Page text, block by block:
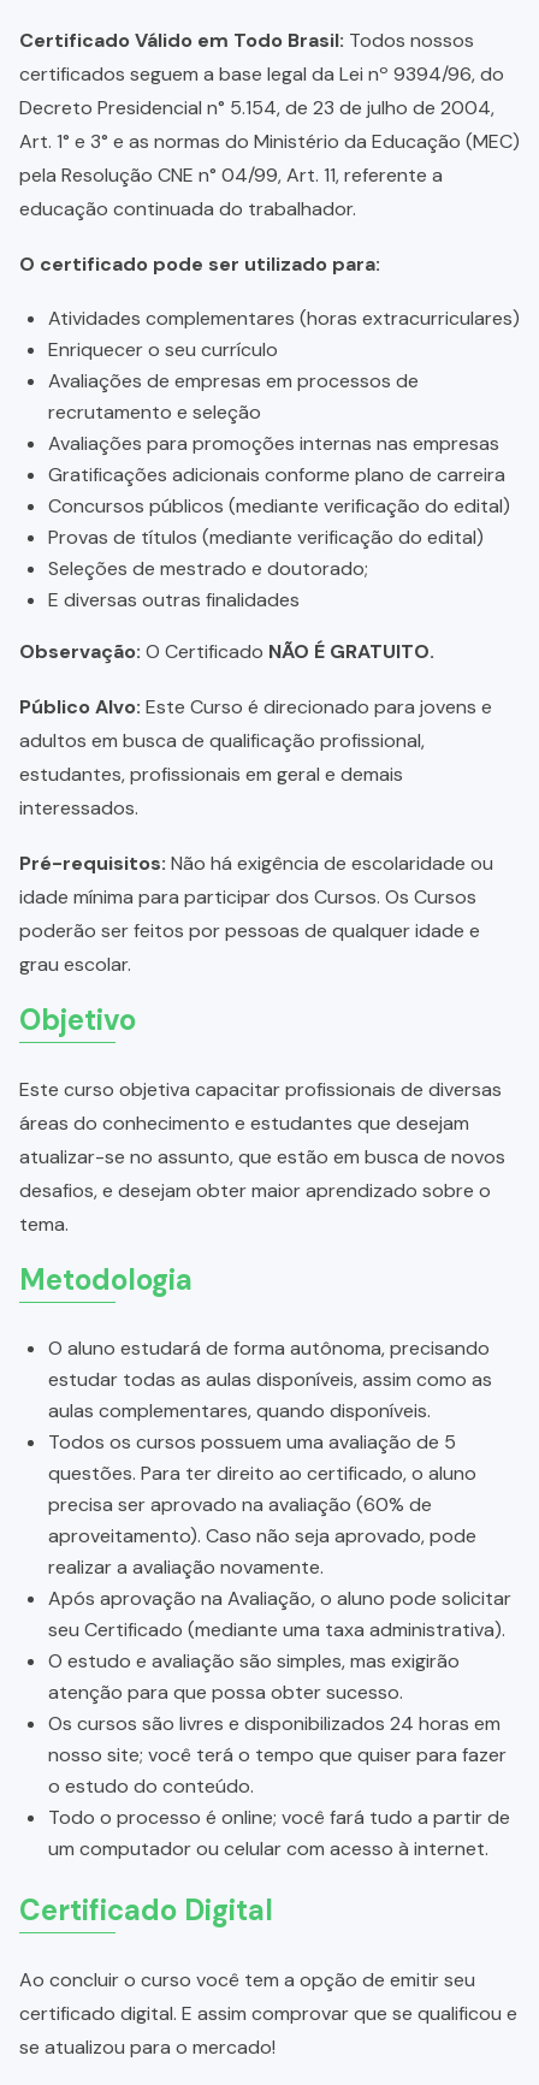
Certificado Válido em Todo Brasil: Todos nossos
certificados seguem a base legal da Lei nº 9394/96, do
Decreto Presidencial n° 5.154, de 23 de julho de 2004,
Art. 1° e 3° e as normas do Ministério da Educação (MEC)
pela Resolução CNE n° 04/99, Art. 11, referente a
educação continuada do trabalhador.
O certificado pode ser utilizado para:
Atividades complementares (horas extracurriculares)
Enriquecer o seu currículo
Avaliações de empresas em processos de
recrutamento e seleção
Avaliações para promoções internas nas empresas
Gratificações adicionais conforme plano de carreira
Concursos públicos (mediante verificação do edital)
Provas de títulos (mediante verificação do edital)
Seleções de mestrado e doutorado;
E diversas outras finalidades
Observação: O Certificado NÃO É GRATUITO.
Público Alvo: Este Curso é direcionado para jovens e
adultos em busca de qualificação profissional,
estudantes, profissionais em geral e demais
interessados.
Pré-requisitos: Não há exigência de escolaridade ou
idade mínima para participar dos Cursos. Os Cursos
poderão ser feitos por pessoas de qualquer idade e
grau escolar.
Objetivo
Este curso objetiva capacitar profissionais de diversas
áreas do conhecimento e estudantes que desejam
atualizar-se no assunto, que estão em busca de novos
desafios, e desejam obter maior aprendizado sobre o
tema.
Metodologia
O aluno estudará de forma autônoma, precisando
estudar todas as aulas disponíveis, assim como as
aulas complementares, quando disponíveis.
Todos os cursos possuem uma avaliação de 5
questões. Para ter direito ao certificado, o aluno
precisa ser aprovado na avaliação (60% de
aproveitamento). Caso não seja aprovado, pode
realizar a avaliação novamente.
Após aprovação na Avaliação, o aluno pode solicitar
seu Certificado (mediante uma taxa administrativa).
O estudo e avaliação são simples, mas exigirão
atenção para que possa obter sucesso.
Os cursos são livres e disponibilizados 24 horas em
nosso site; você terá o tempo que quiser para fazer
o estudo do conteúdo.
Todo o processo é online; você fará tudo a partir de
um computador ou celular com acesso à internet.
Certificado Digital
Ao concluir o curso você tem a opção de emitir seu
certificado digital. E assim comprovar que se qualificou e
se atualizou para o mercado!